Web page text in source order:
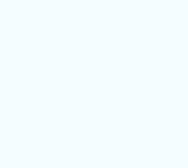
notre expertise en
de lutte contre les